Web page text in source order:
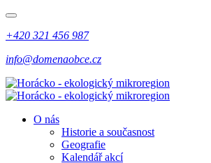
+420 321 456 987
info@domenaobce.cz
O nás
Historie a současnost
Geografie
Kalendář akcí